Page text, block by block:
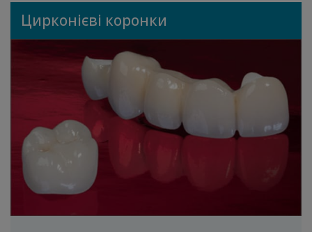
Цирконієві коронки